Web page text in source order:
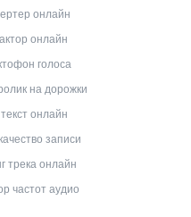
онлайн
онлайн
голоса
на дорожки
онлайн
записи
трека онлайн
частот аудио